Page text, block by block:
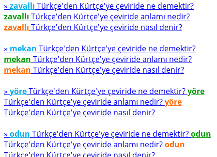
» zavallı Türkçe'den Kürtçe'ye çeviride ne demektir?
zavallı Türkçe'den Kürtçe'ye çeviride anlamı nedir?
zavallı Türkçe'den Kürtçe'ye çeviride nasıl denir?
» mekan Türkçe'den Kürtçe'ye çeviride ne demektir?
mekan Türkçe'den Kürtçe'ye çeviride anlamı nedir?
mekan Türkçe'den Kürtçe'ye çeviride nasıl denir?
» yöreTürkçe'den Kürtçe'ye çeviride ne demektir?yöre
Türkçe'den Kürtçe'ye çeviride anlamı nedir?yöre
Türkçe'den Kürtçe'ye çeviride nasıl denir?
» odun Türkçe'den Kürtçe'ye çeviride ne demektir?odun
Türkçe'den Kürtçe'ye çeviride anlamı nedir?odun